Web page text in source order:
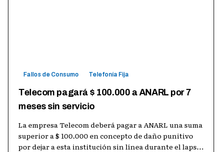
Fallos de Consumo Telefonía Fija
Telecom pagará $ 100.000 a ANARL por 7
meses sin servicio
La empresa Telecom deberá pagar a ANARL una suma
superior a $ 100.000 en concepto de daño punitivo
por dejar a esta institución sin línea durante el lapso